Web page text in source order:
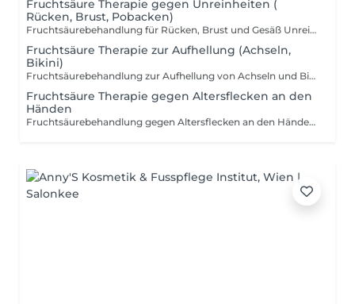
Fruchtsäure Therapie gegen Unreinheiten (
Rücken, Brust, Pobacken)
Fruchtsäurebehandlung für Rücken, Brust und Gesäß Unreinheiten am Rücken, Dekolleté oder Gesäß können besonders hartnäckig sein und das Hautbild deutlich beeinträchtigen. Unsere Fruchtsäurebehandlung wirkt gezielt klärend und unterstützt die Haut dabei, wieder ins Gleichgewicht zu kommen. Durch die Anwendung abgestimmter Fruchtsäuren werden abgestorbene Hautzellen sanft entfernt, die Poren gereinigt und die Hauterneuerung angeregt. Entzündungen können reduziert und das Hautbild sichtbar verbessert werden. Deine Vorteile: Weniger Unreinheiten und Mitesser Verfeinerte Poren Glatteres und ebenmäßigeres Hautbild Unterstützung bei Akne und Aknenarben Für optimale Ergebnisse empfehlen wir die Behandlung alle 2 bis 4 Wochen zu wiederholen. Es besteht die Möglichkeit, ein 5er Paket zu buchen. Dieses kann auch nach der ersten Behandlung zum Kennenlernen in Anspruch genommen werden. Am besten entscheidest du dich nach einer persönlichen Beratung direkt vor Ort bei Beauty Cleanique für die passende Variante. Ideal für alle, die sich eine reine und gepflegte Haut auch an schwer erreichbaren Stellen wünschen.
Fruchtsäure Therapie zur Aufhellung (Achseln,
Bikini)
Fruchtsäurebehandlung zur Aufhellung von Achseln und Bikinizone Dunklere Hautstellen im Bereich der Achseln oder Bikinizone entstehen häufig durch Rasur, Reibung oder eingewachsene Haare. Unsere Fruchtsäurebehandlung hilft dabei, diese Hautpartien sanft aufzuhellen und das Hautbild sichtbar zu verfeinern. Durch gezielt eingesetzte Fruchtsäuren werden abgestorbene Hautzellen gelöst, die Hauterneuerung angeregt und Verfärbungen nach und nach reduziert. Die Haut wirkt gleichmäßiger, glatter und gepflegter. Deine Vorteile: Aufhellung von dunklen Hautstellen Ebenmäßigeres Hautbild Reduktion von eingewachsenen Haaren Sanfte und effektive Behandlung Für optimale Ergebnisse empfehlen wir die Behandlung alle 2 bis 4 Wochen zu wiederholen. Es besteht die Möglichkeit, ein 5er Paket zu buchen. Dieses kann auch nach der ersten Behandlung zum Kennenlernen in Anspruch genommen werden. Am besten entscheidest du dich nach einer persönlichen Beratung direkt vor Ort bei Beauty Cleanique für die passende Variante. Ideal für alle, die sich eine gleichmäßige und gepflegte Haut in sensiblen Bereichen wünschen.
Fruchtsäure Therapie gegen Altersflecken an den
Händen
Fruchtsäurebehandlung gegen Altersflecken an den Händen Pigmentflecken an den Händen entstehen häufig durch Sonneneinstrahlung und lassen die Haut schneller gealtert wirken. Unsere Fruchtsäurebehandlung hilft dabei, Altersflecken sichtbar zu mildern und das Hautbild zu verfeinern. Durch gezielt eingesetzte Fruchtsäuren werden abgestorbene Hautzellen sanft entfernt, die Hauterneuerung angeregt und Pigmentverschiebungen nach und nach ausgeglichen. Die Hände wirken ebenmäßiger, glatter und frischer. Deine Vorteile Milderung von Altersflecken und Pigmentstörungen Ebenmäßigeres und klareres Hautbild Glattere und gepflegte Hautstruktur Frischeres und verjüngtes Erscheinungsbild der Hände Für optimale Ergebnisse empfehlen wir die Behandlung alle 2 bis 4 Wochen zu wiederholen. Es besteht die Möglichkeit, ein 5er Paket zu buchen. Dieses kann auch nach der ersten Behandlung zum Kennenlernen in Anspruch genommen werden. Am besten entscheidest du dich nach einer persönlichen Beratung direkt vor Ort bei Beauty Cleanique für die passende Variante. Ideal für alle, die sich gepflegte, ebenmäßige und sichtbar verjüngte Hände wünschen.